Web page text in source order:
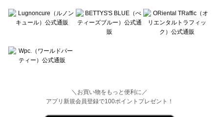
＼お買い物をもっと便利に／
アプリ新規会員登録で100ポイントプレゼント！